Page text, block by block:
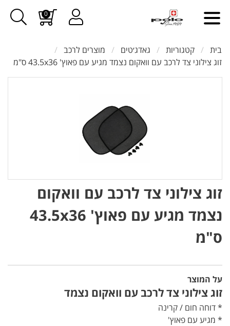
0
בית קטגוריות גאדג׳טים
מוצרים לרכב
זוג צילוני צד לרכב עם וואקום נצמד מגיע עם פאוץ' 43.5x36 ס"מ
זוג צילוני צד לרכב עם וואקום
נצמד מגיע עם פאוץ' 43.5x36
ס"מ
על המוצר
זוג צילוני צד לרכב עם וואקום נצמד
* דוחה חום / קרינה
* מגיע עם פאוץ'